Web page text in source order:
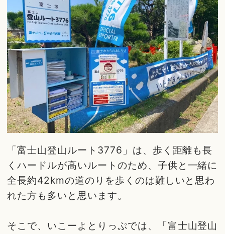
「富士山登山ルート3776」は、歩く距離も長
くハードルが高いルートのため、子供と一緒に
全長約42kmの道のりを歩くのは難しいと思わ
れた方も多いと思います。
そこで、いこーよとりっぷでは、「富士山登山